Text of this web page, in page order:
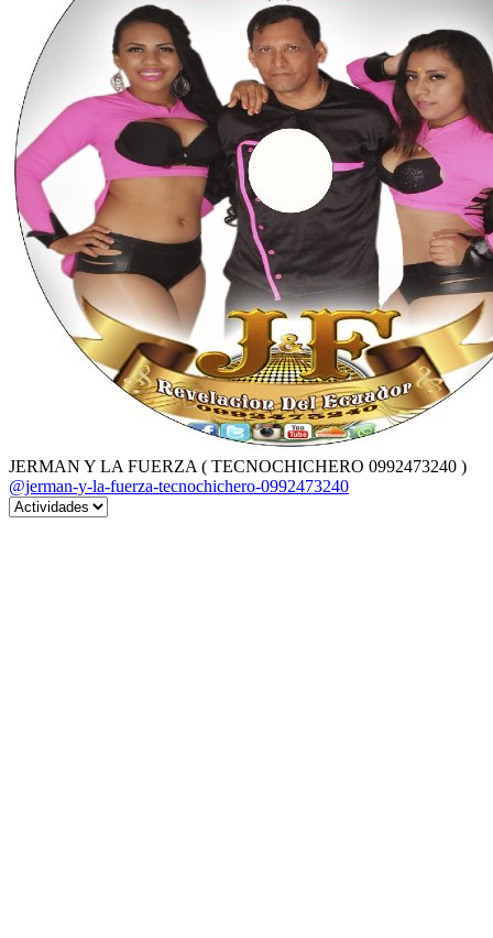
JERMAN Y LA FUERZA ( TECNOCHICHERO 0992473240 )
@jerman-y-la-fuerza-tecnochichero-0992473240